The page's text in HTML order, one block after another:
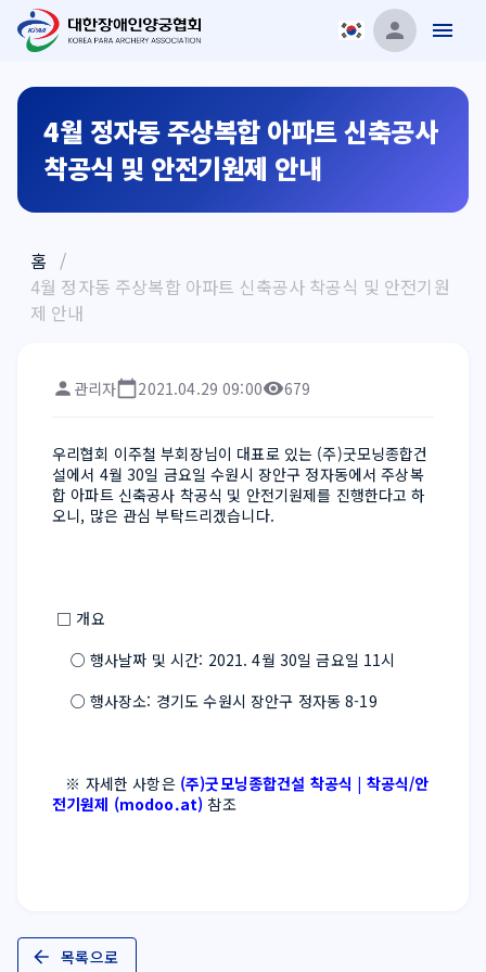
4월 정자동 주상복합 아파트 신축공사
착공식 및 안전기원제 안내
홈 /
4월 정자동 주상복합 아파트 신축공사 착공식 및 안전기원
제 안내
관리자 2021.04.29 09:00 679
우리협회 이주철 부회장님이 대표로 있는 (주)굿모닝종합건
설에서 4월 30일 금요일 수원시 장안구 정자동에서 주상복
합 아파트 신축공사 착공식 및 안전기원제를 진행한다고 하
□ 개요
○ 행사날짜 및 시간: 2021. 4월 30일 금요일 11시
○ 행사장소: 경기도 수원시 장안구 정자동 8-19
※ 자세한 사항은 (주)굿모닝종합건설 착공식 | 착공식/안
전기원제 (modoo.at) 참조
목록으로